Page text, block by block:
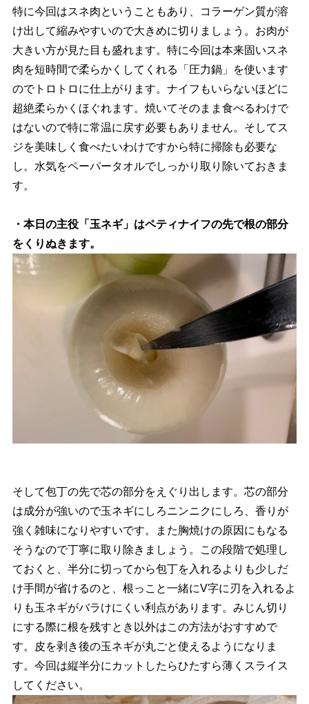
特に今回はスネ肉ということもあり、コラーゲン質が溶
け出して縮みやすいので大きめに切りましょう。お肉が
大きい方が見た目も盛れます。特に今回は本来固いスネ
肉を短時間で柔らかくしてくれる「圧力鍋」を使います
のでトロトロに仕上がります。ナイフもいらないほどに
超絶柔らかくほぐれます。焼いてそのまま食べるわけで
はないので特に常温に戻す必要もありません。そしてス
ジを美味しく食べたいわけですから特に掃除も必要な
し。水気をペーパータオルでしっかり取り除いておきま
す。
・本日の主役「玉ネギ」はペティナイフの先で根の部分
をくりぬきます。
そして包丁の先で芯の部分をえぐり出します。芯の部分
は成分が強いので玉ネギにしろニンニクにしろ、香りが
強く雑味になりやすいです。また胸焼けの原因にもなる
そうなので丁寧に取り除きましょう。この段階で処理し
ておくと、半分に切ってから包丁を入れるよりも少しだ
け手間が省けるのと、根っこと一緒にV字に刃を入れるよ
りも玉ネギがバラけにくい利点があります。みじん切り
にする際に根を残すとき以外はこの方法がおすすめで
す。皮を剥き後の玉ネギが丸ごと使えるようになりま
す。今回は縦半分にカットしたらひたすら薄くスライス
してください。